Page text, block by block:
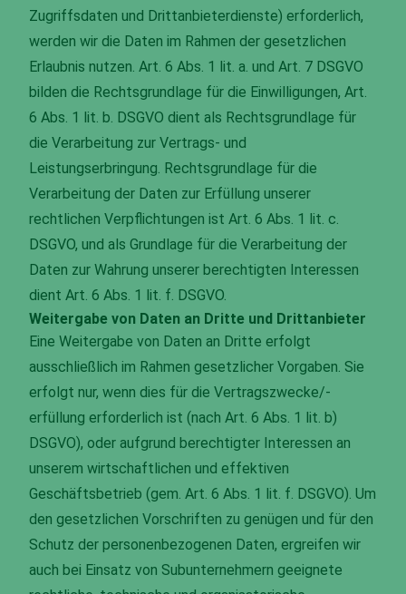
Zugriffsdaten und Drittanbieterdienste) erforderlich,
werden wir die Daten im Rahmen der gesetzlichen
Erlaubnis nutzen. Art. 6 Abs. 1 lit. a. und Art. 7 DSGVO
bilden die Rechtsgrundlage für die Einwilligungen, Art.
6 Abs. 1 lit. b. DSGVO dient als Rechtsgrundlage für
die Verarbeitung zur Vertrags- und
Leistungserbringung. Rechtsgrundlage für die
Verarbeitung der Daten zur Erfüllung unserer
rechtlichen Verpflichtungen ist Art. 6 Abs. 1 lit. c.
DSGVO, und als Grundlage für die Verarbeitung der
Daten zur Wahrung unserer berechtigten Interessen
dient Art. 6 Abs. 1 lit. f. DSGVO.
Weitergabe von Daten an Dritte und Drittanbieter
Eine Weitergabe von Daten an Dritte erfolgt
ausschließlich im Rahmen gesetzlicher Vorgaben. Sie
erfolgt nur, wenn dies für die Vertragszwecke/-
erfüllung erforderlich ist (nach Art. 6 Abs. 1 lit. b)
DSGVO), oder aufgrund berechtigter Interessen an
unserem wirtschaftlichen und effektiven
Geschäftsbetrieb (gem. Art. 6 Abs. 1 lit. f. DSGVO). Um
den gesetzlichen Vorschriften zu genügen und für den
Schutz der personenbezogenen Daten, ergreifen wir
auch bei Einsatz von Subunternehmern geeignete